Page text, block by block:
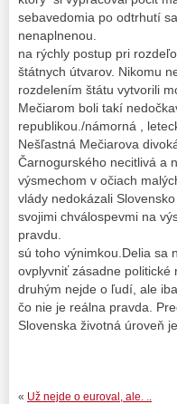
sebavedomia po odtrhutí
na rýchly postup pri
štátnych útvarov. Nikomu
rozdelením štátu vytvorili
Mečiarom boli takí
republikou./námorná ,
Nešľastná Mečiarova
Čarnogurského necitlivá a
výsmechom v
vlády nedokázali
svojimi chválospevmi na
sú toho výnimkou.Delia sa
ovplyvniť zásadne
druhým nejde o ľudí, ale
čo nie je reálna pravda.
Slovenska životná úroveň
« Už nejde o euroval, ale. ..